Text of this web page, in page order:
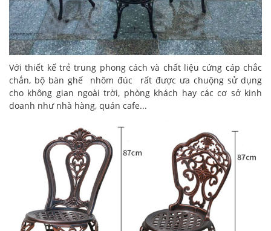
Với thiết kế trẻ trung phong cách và chất liệu cứng cáp chắc
chắn, bộ bàn ghế nhôm đúc rất được ưa chuộng sử dụng
cho không gian ngoài trời, phòng khách hay các cơ sở kinh
doanh như nhà hàng, quán cafe...